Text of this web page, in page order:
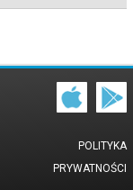
POLITYKA
PRYWATNOŚCI